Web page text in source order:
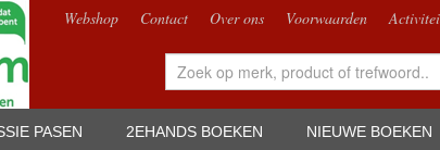
Webshop Contact Over ons Voorwaarden
PASEN 2EHANDS BOEKEN NIEUWE BOEKEN